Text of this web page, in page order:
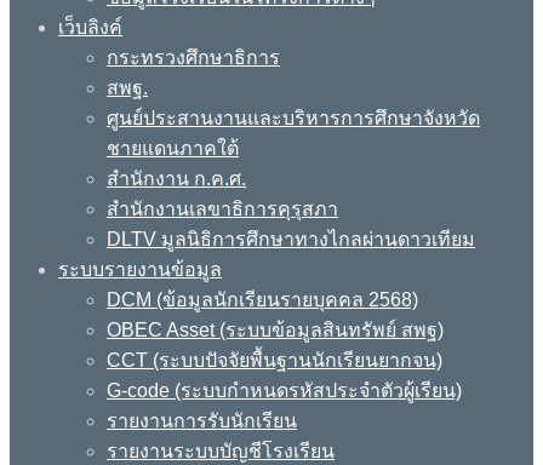
เว็บลิงค์
กระทรวงศึกษาธิการ
สพฐ.
ศูนย์ประสานงานและบริหารการศึกษาจังหวัด
ชายแดนภาคใต้
สำนักงาน ก.ค.ศ.
สำนักงานเลขาธิการคุรุสภา
DLTV มูลนิธิการศึกษาทางไกลผ่านดาวเทียม
ระบบรายงานข้อมูล
DCM (ข้อมูลนักเรียนรายบุคคล 2568)
OBEC Asset (ระบบข้อมูลสินทรัพย์ สพฐ)
CCT (ระบบปัจจัยพื้นฐานนักเรียนยากจน)
G-code (ระบบกำหนดรหัสประจำตัวผู้เรียน)
รายงานการรับนักเรียน
รายงานระบบบัญชีโรงเรียน